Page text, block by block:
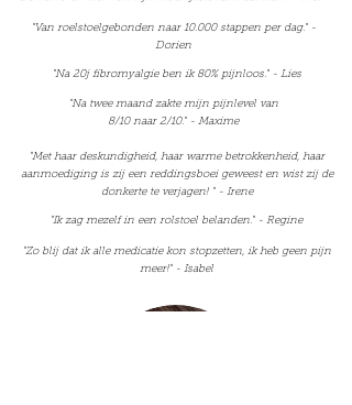
"Van roelstoelgebonden naar 10.000 stappen per dag." -
Dorien
"Na 20j fibromyalgie ben ik 80% pijnloos." - Lies
"Na twee maand zakte mijn pijnlevel van
8/10 naar 2/10." - Maxime
"Met haar deskundigheid, haar warme betrokkenheid, haar
aanmoediging is zij een reddingsboei geweest en wist zij de
donkerte te verjagen! " - Irene
"Ik zag mezelf in een rolstoel belanden." - Regine
"Zo blij dat ik alle medicatie kon stopzetten, ik heb geen pijn
meer!" - Isabel